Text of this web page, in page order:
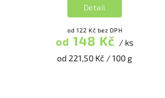
od 122 Kč bez DPH
od 148 Kč / ks
od 221,50 Kč / 100 g
Detail